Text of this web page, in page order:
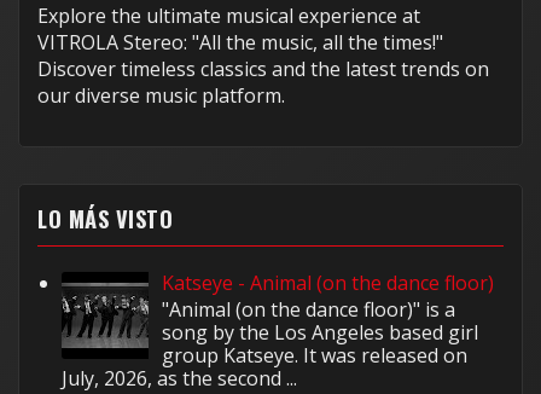
Explore the ultimate musical experience at
VITROLA Stereo: "All the music, all the times!"
Discover timeless classics and the latest trends on
our diverse music platform.
LO MÁS VISTO
Katseye - Animal (on the dance floor)
"Animal (on the dance floor)" is a
song by the Los Angeles based girl
group Katseye. It was released on
July, 2026, as the second ...